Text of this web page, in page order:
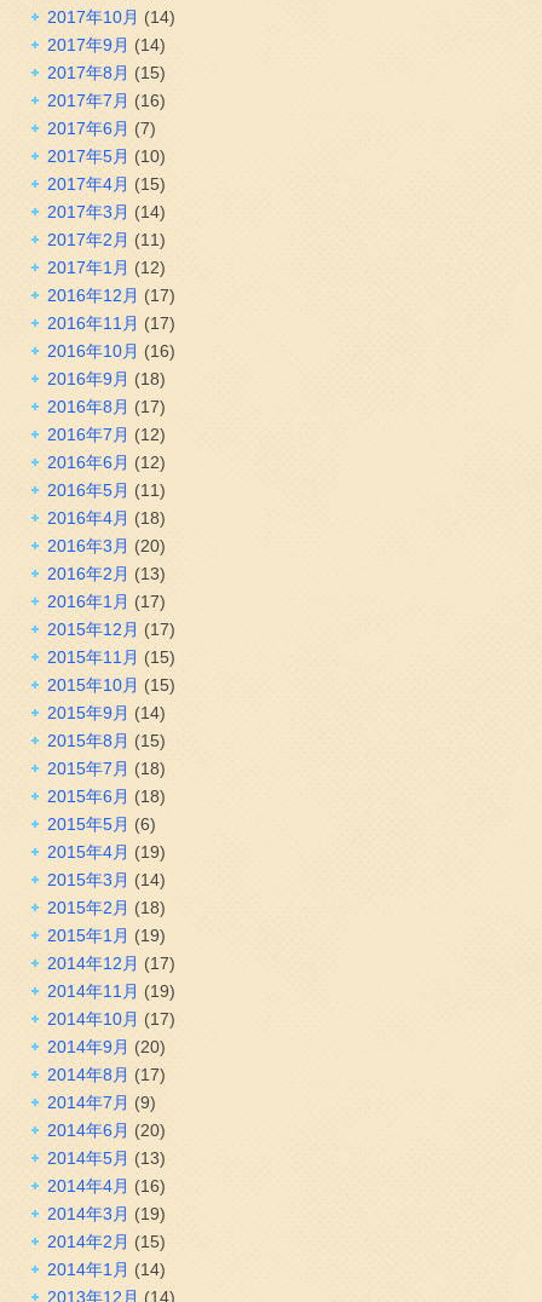
2017年10月 (14)
2017年9月 (14)
2017年8月 (15)
2017年7月 (16)
2017年6月 (7)
2017年5月 (10)
2017年4月 (15)
2017年3月 (14)
2017年2月 (11)
2017年1月 (12)
2016年12月 (17)
2016年11月 (17)
2016年10月 (16)
2016年9月 (18)
2016年8月 (17)
2016年7月 (12)
2016年6月 (12)
2016年5月 (11)
2016年4月 (18)
2016年3月 (20)
2016年2月 (13)
2016年1月 (17)
2015年12月 (17)
2015年11月 (15)
2015年10月 (15)
2015年9月 (14)
2015年8月 (15)
2015年7月 (18)
2015年6月 (18)
2015年5月 (6)
2015年4月 (19)
2015年3月 (14)
2015年2月 (18)
2015年1月 (19)
2014年12月 (17)
2014年11月 (19)
2014年10月 (17)
2014年9月 (20)
2014年8月 (17)
2014年7月 (9)
2014年6月 (20)
2014年5月 (13)
2014年4月 (16)
2014年3月 (19)
2014年2月 (15)
2014年1月 (14)
2013年12月 (14)